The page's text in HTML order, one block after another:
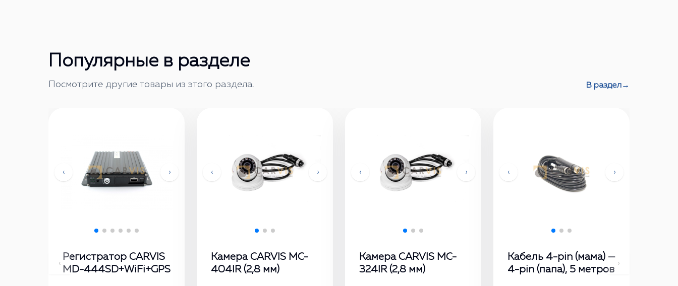
Популярные в разделе
Посмотрите другие товары из этого раздела. В раздел→
‹ ›
Регистратор CARVIS
MD-444SD+WiFi+GPS
‹ ›
Камера CARVIS MC-
404IR (2,8 мм)
‹ ›
Камера CARVIS MC-
324IR (2,8 мм)
‹ ›
Кабель 4-pin (мама) —
4-pin (папа), 5 метров
‹ ›